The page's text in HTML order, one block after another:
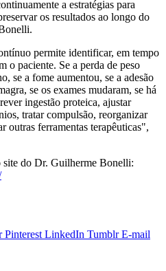
a estratégias para
os resultados ao longo do
permite identificar, em tempo
o paciente. Se a perda de peso
se a fome aumentou, se a adesão
se os exames mudaram, se há
ingestão proteica, ajustar
tratar compulsão, reorganizar
outras ferramentas terapêuticas",
site do Dr. Guilherme Bonelli:
Pinterest LinkedIn Tumblr E-mail